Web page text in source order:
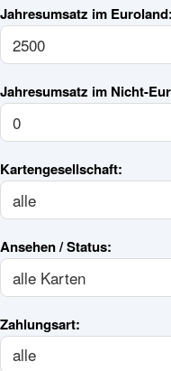
Jahresumsatz im Euroland:
Jahresumsatz im Nicht-
Kartengesellschaft:
Ansehen / Status:
Zahlungsart: